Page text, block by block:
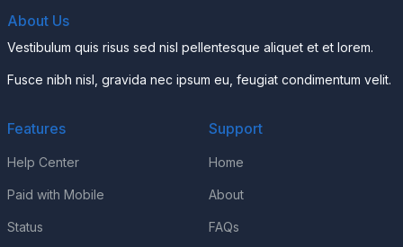
About Us
Vestibulum quis risus sed nisl pellentesque aliquet et et lorem.
Fusce nibh nisl, gravida nec ipsum eu, feugiat condimentum velit.
Features
Help Center
Paid with Mobile
Status
Support
Home
About
FAQs